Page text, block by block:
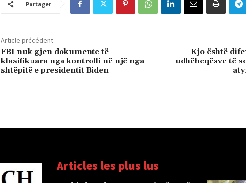
Partager
Article précédent
FBI nuk gjen dokumente të
klasifikuara nga kontrolli në një nga
shtëpitë e presidentit Biden
Kjo është
udhëheqësve të
Articles les plus lus